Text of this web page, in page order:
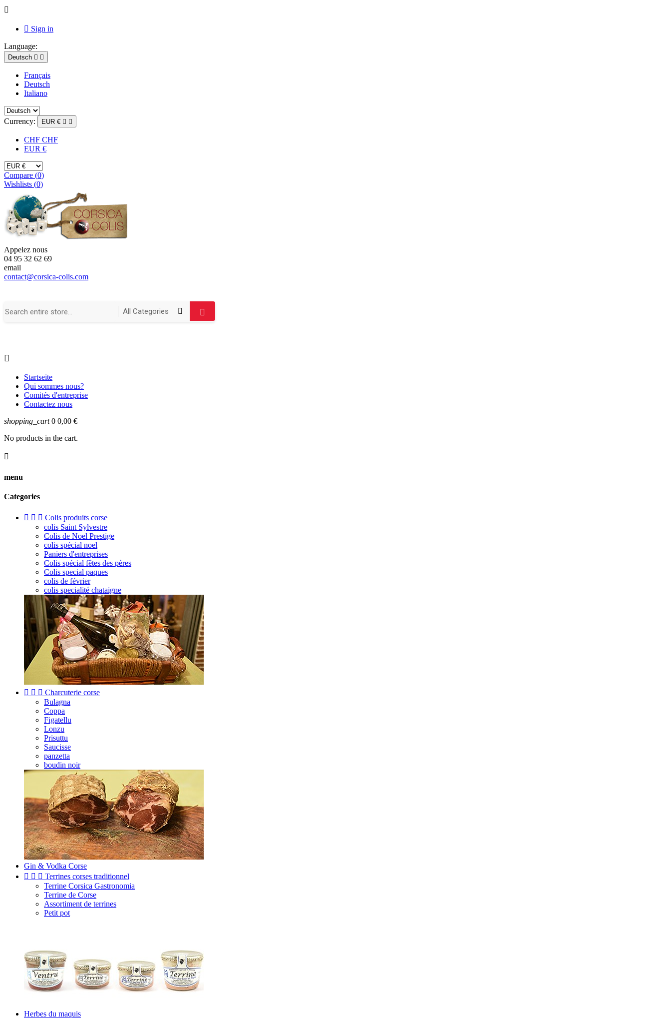

 Sign in
Language:
Deutsch  
Français
Deutsch
Italiano
Currency: EUR €  
CHF CHF
EUR €
Compare (0)
Wishlists (0)
Appelez nous
04 95 32 62 69
email
contact@corsica-colis.com

Startseite
Qui sommes nous?
Comités d'entreprise
Contactez nous
shopping_cart 0 0,00 €
No products in the cart.

menu
Categories
   Colis produits corse
colis Saint Sylvestre
Colis de Noel Prestige
colis spécial noel
Paniers d'entreprises
Colis spécial fêtes des pères
Colis special paques
colis de février
colis specialité chataigne
   Charcuterie corse
Bulagna
Coppa
Figatellu
Lonzu
Prisuttu
Saucisse
panzetta
boudin noir
Gin & Vodka Corse
   Terrines corses traditionnel
Terrine Corsica Gastronomia
Terrine de Corse
Assortiment de terrines
Petit pot
Herbes du maquis